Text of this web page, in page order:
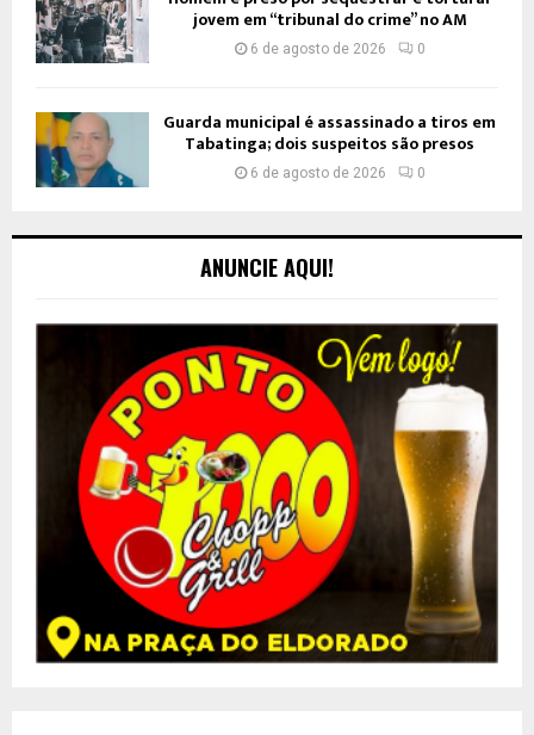
jovem em “tribunal do crime” no AM
6 de agosto de 2026 0
Guarda municipal é assassinado a tiros em
Tabatinga; dois suspeitos são presos
6 de agosto de 2026 0
ANUNCIE AQUI!